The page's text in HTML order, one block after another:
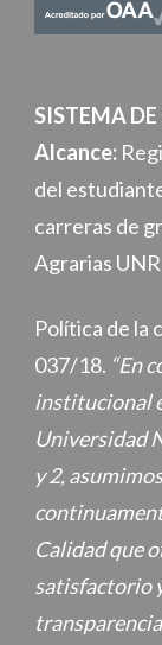
SISTEMA
Alcance:
del
carreras de
Agrarias
Política de la
037/18. “En
institucional
Universidad
y 2,
Calidad que
satisfactorio